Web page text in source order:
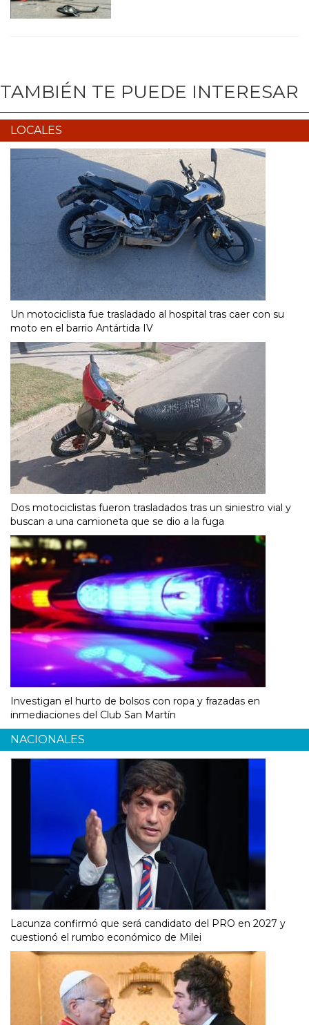
TAMBIÉN TE PUEDE INTERESAR
LOCALES
Un motociclista fue trasladado al hospital tras caer con su
moto en el barrio Antártida IV
Dos motociclistas fueron trasladados tras un siniestro vial y
buscan a una camioneta que se dio a la fuga
Investigan el hurto de bolsos con ropa y frazadas en
inmediaciones del Club San Martín
NACIONALES
Lacunza confirmó que será candidato del PRO en 2027 y
cuestionó el rumbo económico de Milei